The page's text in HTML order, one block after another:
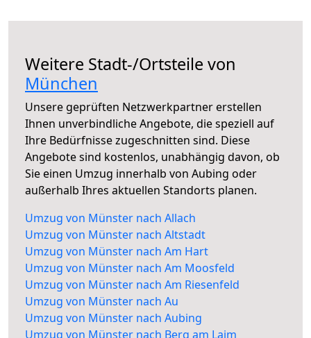
Weitere Stadt-/Ortsteile von
München
Unsere geprüften Netzwerkpartner erstellen
Ihnen unverbindliche Angebote, die speziell auf
Ihre Bedürfnisse zugeschnitten sind. Diese
Angebote sind kostenlos, unabhängig davon, ob
Sie einen Umzug innerhalb von Aubing oder
außerhalb Ihres aktuellen Standorts planen.
Umzug von Münster nach Allach
Umzug von Münster nach Altstadt
Umzug von Münster nach Am Hart
Umzug von Münster nach Am Moosfeld
Umzug von Münster nach Am Riesenfeld
Umzug von Münster nach Au
Umzug von Münster nach Aubing
Umzug von Münster nach Berg am Laim